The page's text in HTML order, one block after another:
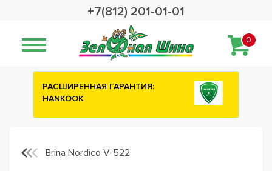
+7(812) 201-01-01
0
Сashback 2500 рублей на зимние
Brina Nordico V-522